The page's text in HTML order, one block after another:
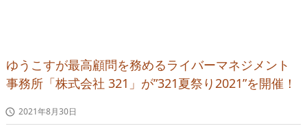
ゆうこすが最高顧問を務めるライバーマネジメント
事務所「株式会社 321」が”321夏祭り2021”を開催！
 2021年8月30日